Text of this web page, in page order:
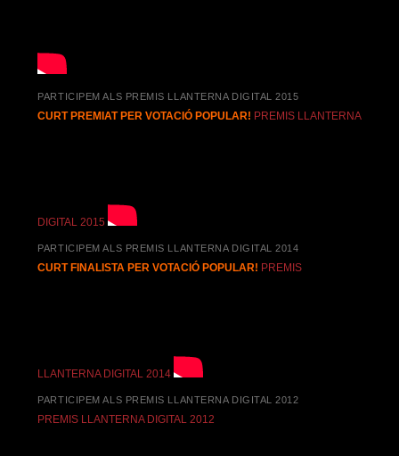
PARTICIPEM ALS PREMIS LLANTERNA DIGITAL 2015
CURT PREMIAT PER VOTACIÓ POPULAR! PREMIS LLANTERNA
DIGITAL 2015
PARTICIPEM ALS PREMIS LLANTERNA DIGITAL 2014
CURT FINALISTA PER VOTACIÓ POPULAR! PREMIS
LLANTERNA DIGITAL 2014
PARTICIPEM ALS PREMIS LLANTERNA DIGITAL 2012
PREMIS LLANTERNA DIGITAL 2012